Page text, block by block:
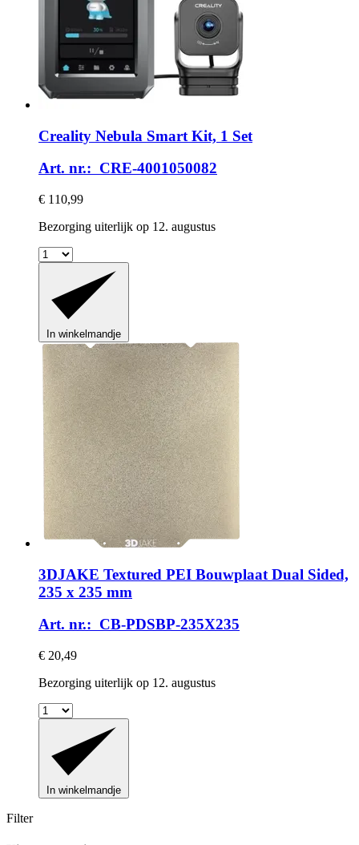
Creality Nebula Smart Kit, 1 Set
Art. nr.: CRE-4001050082
€ 110,99
Bezorging uiterlijk op 12. augustus
In winkelmandje
3DJAKE Textured PEI Bouwplaat Dual Sided,
235 x 235 mm
Art. nr.: CB-PDSBP-235X235
€ 20,49
Bezorging uiterlijk op 12. augustus
In winkelmandje
Filter